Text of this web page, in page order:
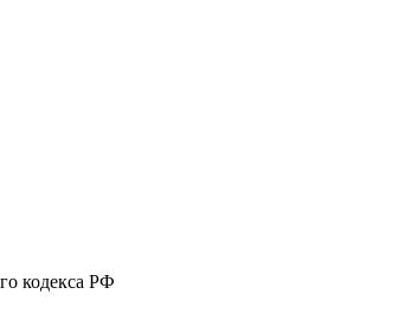
кодекса РФ